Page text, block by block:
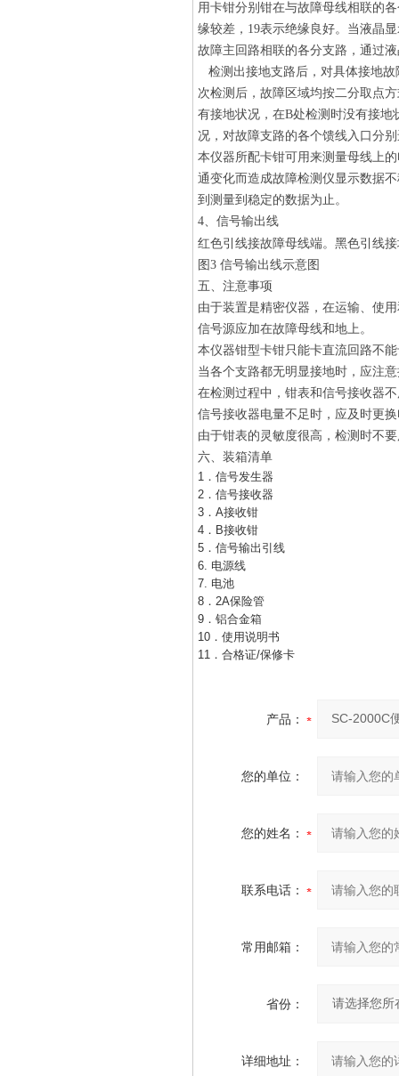
用卡钳分别钳在与故障母线相联的
缘较差，19表示绝缘良好。当液晶
故障主回路相联的各分支路，通过
检测出接地支路后，对具体接地
次检测后，故障区域均按二分取点
有接地状况，在B处检测时没有接
况，对故障支路的各个馈线入口分
本仪器所配卡钳可用来测量母线上
通变化而造成故障检测仪显示数据
到测量到稳定的数据为止。
4、信号输出线
红色引线接故障母线端。黑色引线
图3 信号输出线示意图
五、注意事项
由于装置是精密仪器，在运输、使
信号源应加在故障母线和地上。
本仪器钳型卡钳只能卡直流回路不
当各个支路都无明显接地时，应注
在检测过程中，钳表和信号接收器
信号接收器电量不足时，应及时更
由于钳表的灵敏度很高，检测时不
六、装箱清单
1．信号发生器
2．信号接收器
3．A接收钳
4．B接收钳
5．信号输出引线
6. 电源线
7. 电池
8．2A保险管
9．铝合金箱
10．使用说明书
11．合格证/保修卡
产品：
您的单位：
您的姓名：
联系电话：
常用邮箱：
省份：
详细地址：